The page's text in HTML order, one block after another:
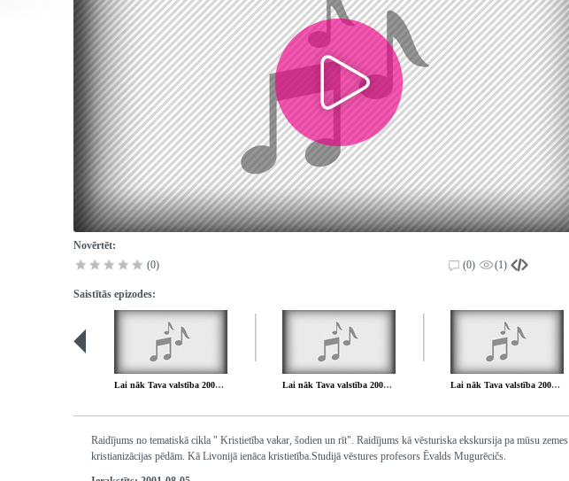
Novērtēt:
(0)
(0) (1)
Saistītās epizodes:
Lai nāk Tava valstība 2001.07.22. Lai nāk Tava valstība 2001.08.12. Lai nāk Tava valstība 2001.08.19.
Raidījums no tematiskā cikla " Kristietība vakar, šodien un rīt". Raidījums kā vēsturiska ekskursija pa mūsu zemes
kristianizācijas pēdām. Kā Livonijā ienāca kristietība.Studijā vēstures profesors Ēvalds Mugurēcičs.